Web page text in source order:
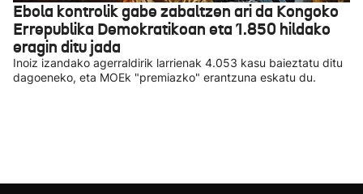
Ebola kontrolik gabe zabaltzen ari da Kongoko
Errepublika Demokratikoan eta 1.850 hildako
eragin ditu jada
Inoiz izandako agerraldirik larrienak 4.053 kasu baieztatu ditu
dagoeneko, eta MOEk "premiazko" erantzuna eskatu du.